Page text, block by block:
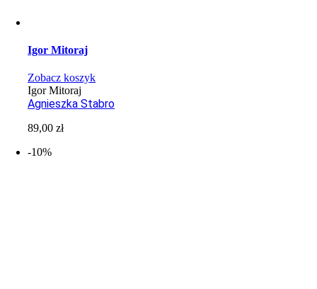
Igor Mitoraj
Zobacz koszyk
Igor Mitoraj
Agnieszka Stabro
89,00zł
-10%